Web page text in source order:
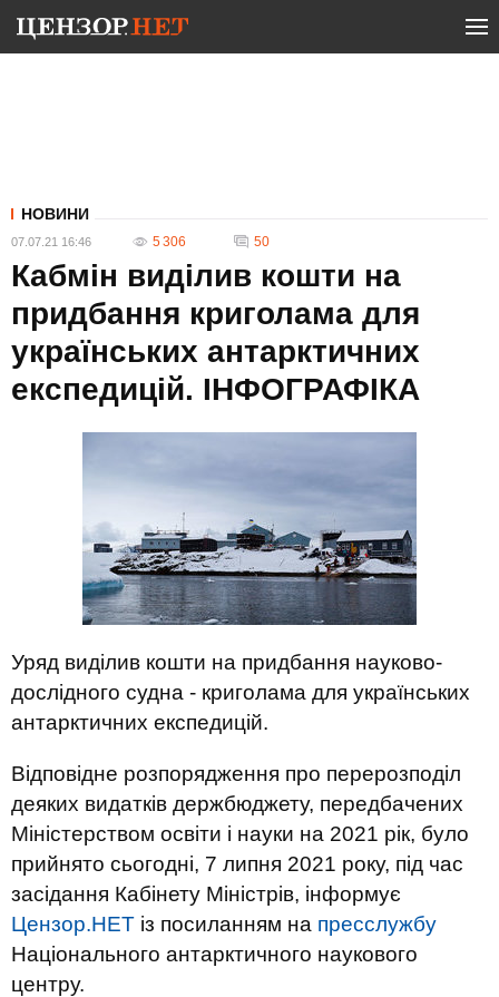
НОВИНИ
07.07.21 16:46 5 306 50
Кабмін виділив кошти на
придбання криголама для
українських антарктичних
експедицій. ІНФОГРАФІКА
Уряд виділив кошти на придбання науково-
дослідного судна - криголама для українських
антарктичних експедицій.
Відповідне розпорядження про перерозподіл
деяких видатків держбюджету, передбачених
Міністерством освіти і науки на 2021 рік, було
прийнято сьогодні, 7 липня 2021 року, під час
засідання Кабінету Міністрів, інформує
Цензор.НЕТ із посиланням на пресслужбу
Національного антарктичного наукового
центру.